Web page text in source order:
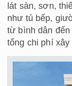
lát sàn, sơn,
như tủ bếp,
từ bình dân
tổng chi phí xây